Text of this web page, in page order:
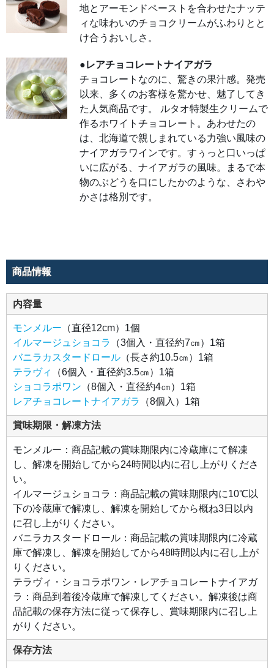
り漂
うふ
わふ
わの
ロー
巻き
上げ
まし
た。
隠し
味の
ブラ
ンデ
甘さ
の中
に上
をプ
ラ
ス。
●テ
ラヴ
ィ
かに
香る
ダー
ジリ
ンチ
ョコ
レー
トと
甘酸
っぱ
いベ
リー
を組
み合
わせ
てフ
ルー
ティ
ーな
味わ
いに
仕上
げま
し
た。
チョ
コレ
ート
の中
に入
った
ドラ
イス
ベリ
ー、
フラ
地とアーモンドペーストを合わせたナッテ
ィな味わいのチョコクリームがふわりとと
け合うおいしさ。
●レアチョコレートナイアガラ
チョコレートなのに、驚きの果汁感。発売
以来、多くのお客様を驚かせ、魅了してき
た人気商品です。 ルタオ特製生クリームで
作るホワイトチョコレート。あわせたの
は、北海道で親しまれている力強い風味の
ナイアガラワインです。すぅっと口いっぱ
いに広がる、ナイアガラの風味。まるで本
物のぶどうを口にしたかのような、さわや
かさは格別です。
商品情報
内容量
モンメルー （直径12cm）1個
イルマージュショコラ （3個入・直径約7㎝）1箱
バニラカスタードロール（長さ約10.5㎝）1箱
テラヴィ
（6個入・直径約3.5㎝）1箱
ショコラポワン （8個入・直径約4㎝）1箱
レアチョコレートナイアガラ （8個入）1箱
賞味期限・解凍方法
モンメルー：商品記載の賞味期限内に冷蔵庫にて解凍
し、解凍を開始してから24時間以内に召し上がりくださ
い。
イルマージュショコラ：商品記載の賞味期限内に10℃以
下の冷蔵庫で解凍し、解凍を開始してから概ね3日以内
に召し上がりください。
バニラカスタードロール：商品記載の賞味期限内に冷蔵
庫で解凍し、解凍を開始してから48時間以内に召し上が
りください。
テラヴィ・ショコラポワン・レアチョコレートナイアガ
ラ：商品到着後冷蔵庫で解凍してください。解凍後は商
品記載の保存方法に従って保存し、賞味期限内に召し上
がりください。
保存方法